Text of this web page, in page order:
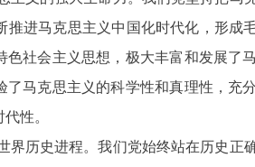
推进马克思主义中国化时代化，形成
色社会主义思想，极大丰富和发展了
了马克思主义的科学性和真理性，充
性。
界历史进程。我们党始终站在历史正